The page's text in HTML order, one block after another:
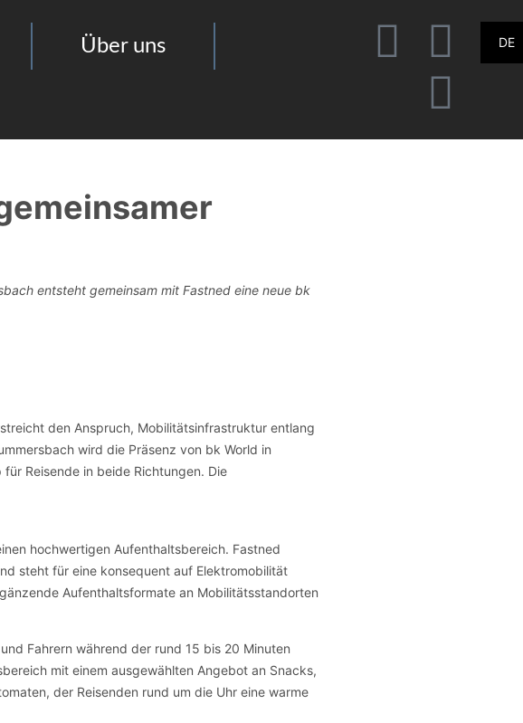
Über uns DE
entsteht gemeinsam mit Fastned eine neue bk
den Anspruch, Mobilitätsinfrastruktur entlang
wird die Präsenz von bk World in
Reisende in beide Richtungen. Die
hochwertigen Aufenthaltsbereich. Fastned
steht für eine konsequent auf Elektromobilität
Aufenthaltsformate an Mobilitätsstandorten
Fahrern während der rund 15 bis 20 Minuten
mit einem ausgewählten Angebot an Snacks,
der Reisenden rund um die Uhr eine warme